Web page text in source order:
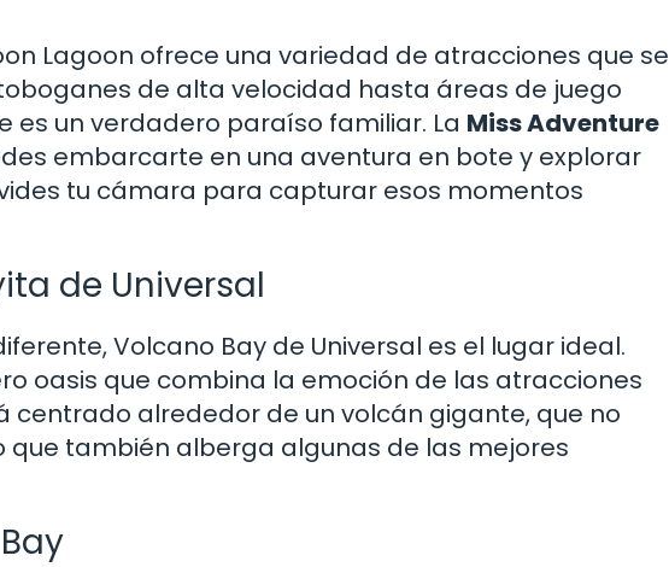
Lagoon ofrece una variedad de atracciones que se
de alta velocidad hasta áreas de juego
es un verdadero paraíso familiar. La Miss Adventure
embarcarte en una aventura en bote y explorar
tu cámara para capturar esos momentos
de Universal
Volcano Bay de Universal es el lugar ideal.
oasis que combina la emoción de las atracciones
centrado alrededor de un volcán gigante, que no
que también alberga algunas de las mejores